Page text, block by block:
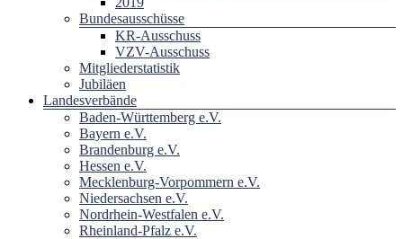
Bundesausschüsse
KR-Ausschuss
VZV-Ausschuss
Mitgliederstatistik
Jubiläen
Landesverbände
Baden-Württemberg e.V.
Bayern e.V.
Brandenburg e.V.
Hessen e.V.
Mecklenburg-Vorpommern e.V.
Niedersachsen e.V.
Nordrhein-Westfalen e.V.
Rheinland-Pfalz e.V.